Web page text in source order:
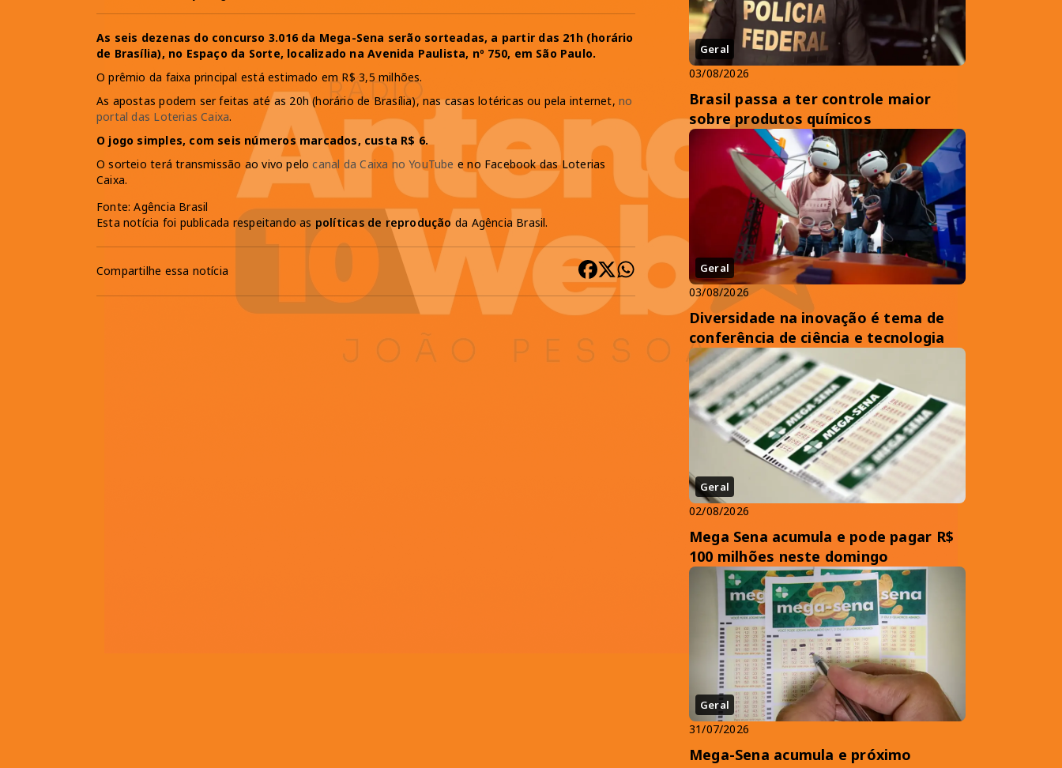
As seis dezenas do concurso 3.016 da Mega-Sena serão sorteadas, a partir das 21h (horário
de Brasília), no Espaço da Sorte, localizado na Avenida Paulista, nº 750, em São Paulo.
O prêmio da faixa principal está estimado em R$ 3,5 milhões.
As apostas podem ser feitas até as 20h (horário de Brasília), nas casas lotéricas ou pela internet,no
portal das Loterias Caixa.
O jogo simples, com seis números marcados, custa R$ 6.
O sorteio terá transmissão ao vivo pelocanal da Caixa no YouTube e no Facebook das Loterias
Caixa.
Fonte: Agência Brasil
Esta notícia foi publicada respeitando as políticas de reprodução da Agência Brasil.
Compartilhe essa notícia
Geral
03/08/2026
Brasil passa a ter controle maior
sobre produtos químicos
Geral
03/08/2026
Diversidade na inovação é tema de
conferência de ciência e tecnologia
Geral
02/08/2026
Mega Sena acumula e pode pagar R$
100 milhões neste domingo
Geral
31/07/2026
Mega-Sena acumula e próximo